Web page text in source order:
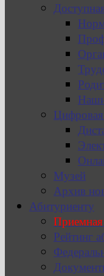
Музей
Архив
Абитуриенту
Рейтинг